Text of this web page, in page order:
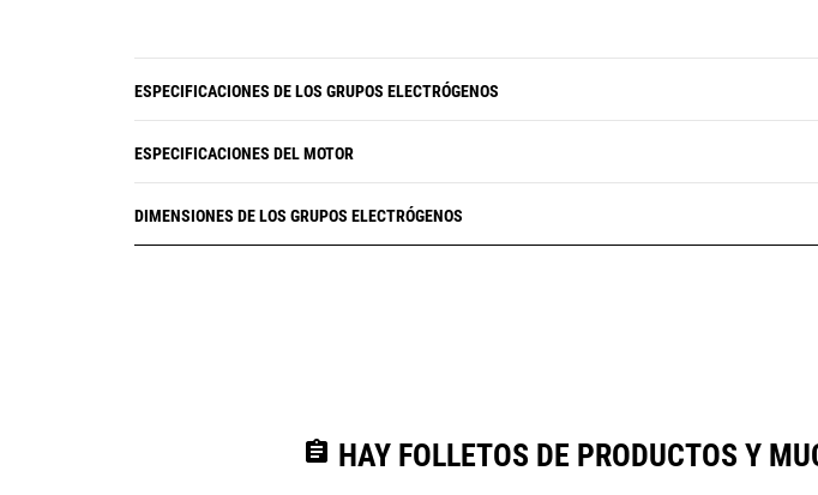
ESPECIFICACIONES DE LOS GRUPOS ELECTRÓGENOS
ESPECIFICACIONES DEL MOTOR
DIMENSIONES DE LOS GRUPOS ELECTRÓGENOS
assignment HAY FOLLETOS DE PRODUCTOS Y